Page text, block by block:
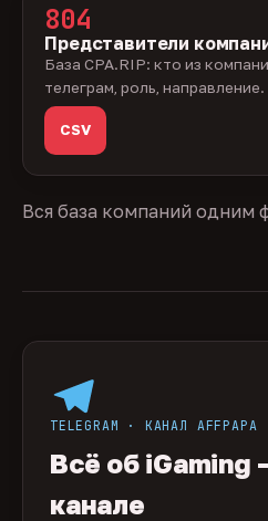
804
Представители
База CPA.RIP: кто из
телеграм, роль, направление.
CSV
Вся база компаний одним
TELEGRAM · КАНАЛ AFFPAPA
Всё об iGaming
канале